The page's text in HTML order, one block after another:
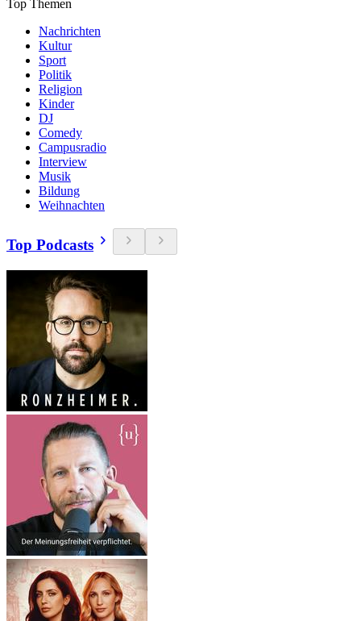
Top Themen
Nachrichten
Kultur
Sport
Politik
Religion
Kinder
DJ
Comedy
Campusradio
Interview
Musik
Bildung
Weihnachten
Top Podcasts